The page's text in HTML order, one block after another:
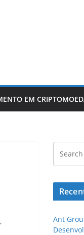
EM
Ant